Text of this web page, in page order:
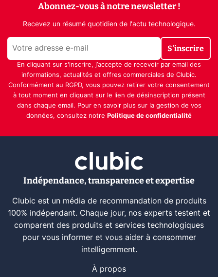
Abonnez-vous à notre newsletter !
Recevez un résumé quotidien de l'actu technologique.
S'inscrire
En cliquant sur s'inscrire, j’accepte de recevoir par email des
informations, actualités et offres commerciales de Clubic.
Conformément au RGPD, vous pouvez retirer votre consentement
à tout moment en cliquant sur le lien de désinscription présent
dans chaque email. Pour en savoir plus sur la gestion de vos
données, consultez notre Politique de confidentialité
Indépendance, transparence et expertise
Clubic est un média de recommandation de produits
100% indépendant. Chaque jour, nos experts testent et
comparent des produits et services technologiques
pour vous informer et vous aider à consommer
intelligemment.
À propos